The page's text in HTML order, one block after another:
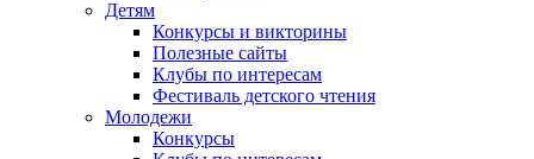
Детям
Конкурсы и викторины
Полезные сайты
Клубы по интересам
Фестиваль детского чтения
Молодежи
Конкурсы